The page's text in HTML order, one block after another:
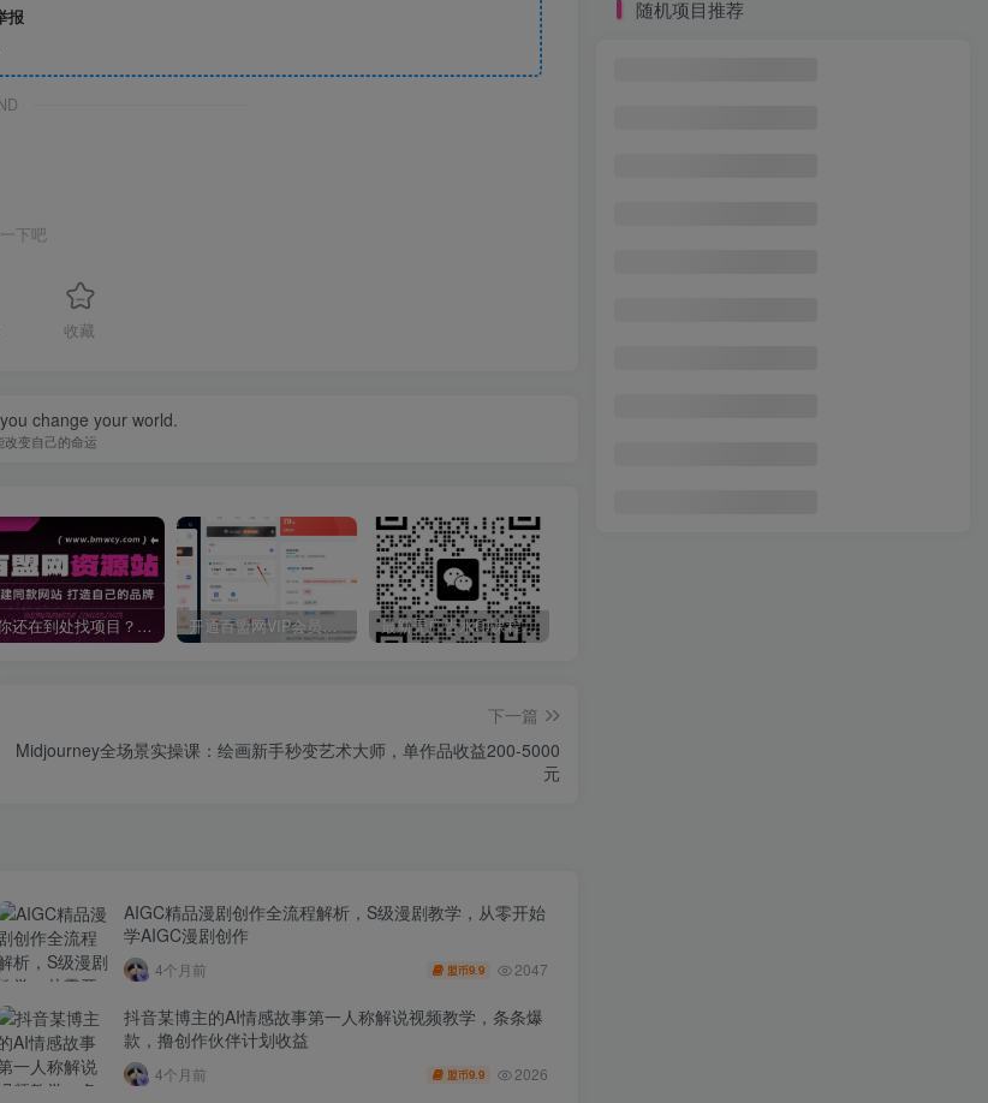
报
下吧
收藏
change your world.
变自己的命运
你还在到处找项目？还在当韭菜？我靠卖项目一个月收入5万+，曾经我也是个失败者。 最新无广告水印课程资源 长期更新
下一篇
Midjourney全场景实操课：绘画新手秒变艺术大师，单作品收益200-5000
元
AIGC精品漫剧创作全流程解析，S级漫剧教学，从零开始
学AIGC漫剧创作
4个月前 盟币9.9 2047
抖音某博主的AI情感故事第一人称解说视频教学，条条爆
款，撸创作伙伴计划收益
4个月前 盟币9.9 2026
随机项目推荐